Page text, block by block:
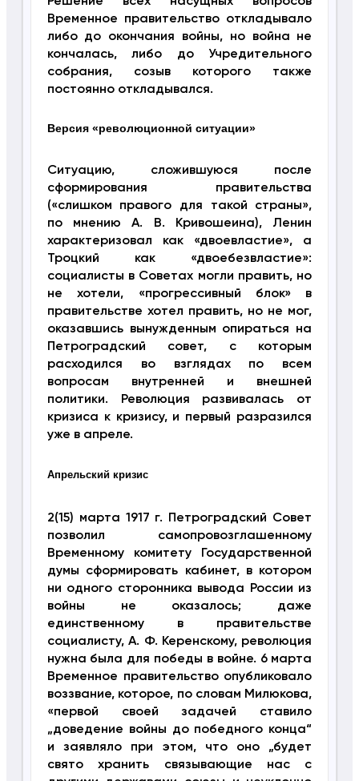
Временное правительство откладывало
либо до окончания войны, но война не
кончалась, либо до Учредительного
собрания, созыв которого также
постоянно откладывался.
Версия «революционной ситуации»
Ситуацию, сложившуюся после
сформирования правительства
(«слишком правого для такой страны»,
по мнению А. В. Кривошеина), Ленин
характеризовал как «двоевластие», а
Троцкий как «двоебезвластие»:
социалисты в Советах могли править, но
не хотели, «прогрессивный блок» в
правительстве хотел править, но не мог,
оказавшись вынужденным опираться на
Петроградский совет, с которым
расходился во взглядах по всем
вопросам внутренней и внешней
политики. Революция развивалась от
кризиса к кризису, и первый разразился
уже в апреле.
Апрельский кризис
2(15) марта 1917 г. Петроградский Совет
позволил самопровозглашенному
Временному комитету Государственной
думы сформировать кабинет, в котором
ни одного сторонника вывода России из
войны не оказалось; даже
единственному в правительстве
социалисту, А. Ф. Керенскому, революция
нужна была для победы в войне. 6 марта
Временное правительство опубликовало
воззвание, которое, по словам Милюкова,
«первой своей задачей ставило
„доведение войны до победного конца“
и заявляло при этом, что оно „будет
свято хранить связывающие нас с